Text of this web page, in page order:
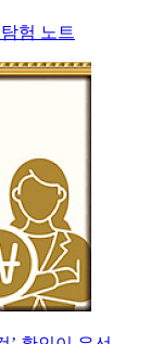
험 노트